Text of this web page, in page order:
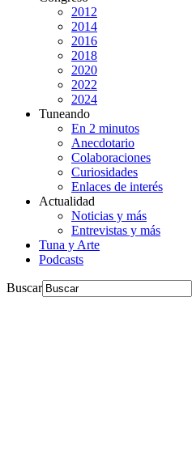
2012
2014
2016
2018
2020
2022
2024
Tuneando
En 2 minutos
Anecdotario
Colaboraciones
Curiosidades
Enlaces de interés
Actualidad
Noticias y más
Entrevistas y más
Tuna y Arte
Podcasts
Buscar